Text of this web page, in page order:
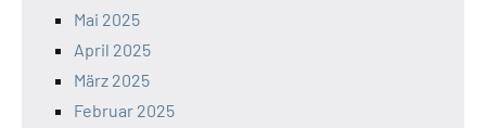
Mai 2025
April 2025
März 2025
Februar 2025